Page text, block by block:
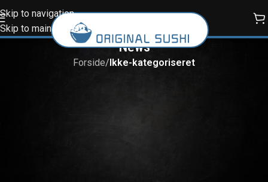
Skip to navigation
Skip to main content
News
Forside/Ikke-kategoriseret